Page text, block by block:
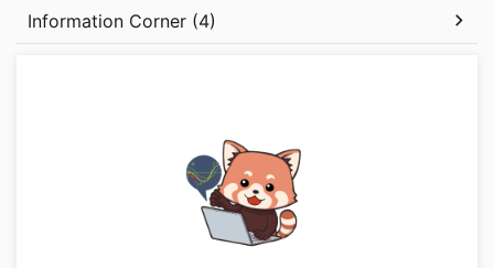
Information Corner (4)